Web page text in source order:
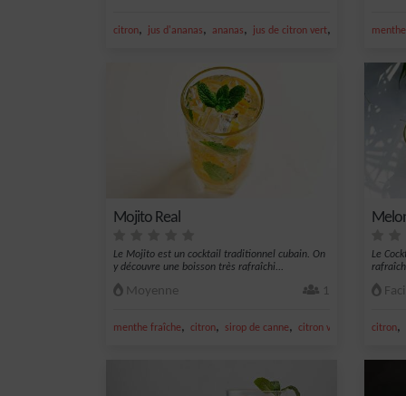
citron, jus d'ananas, ananas, jus de citron vert, noix de coco
Mojito Real
Le Mojito est un cocktail traditionnel cubain. On
y découvre une boisson très rafraîchi...
Moyenne 1
menthe fraîche, citron, sirop de canne, citron vert frais ,rhum
Le
citron,